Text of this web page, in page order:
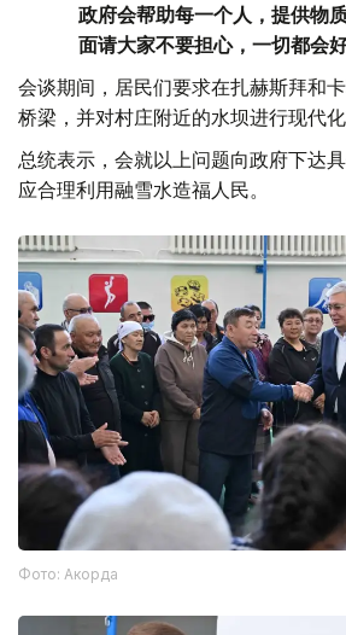
政府会帮助每一个人，提供物
面请大家不要担心，一切都会好
会谈期间，居民们要求在扎赫斯拜和
桥梁，并对村庄附近的水坝进行现代化
总统表示，会就以上问题向政府下达
应合理利用融雪水造福人民。
Фото: Акорда